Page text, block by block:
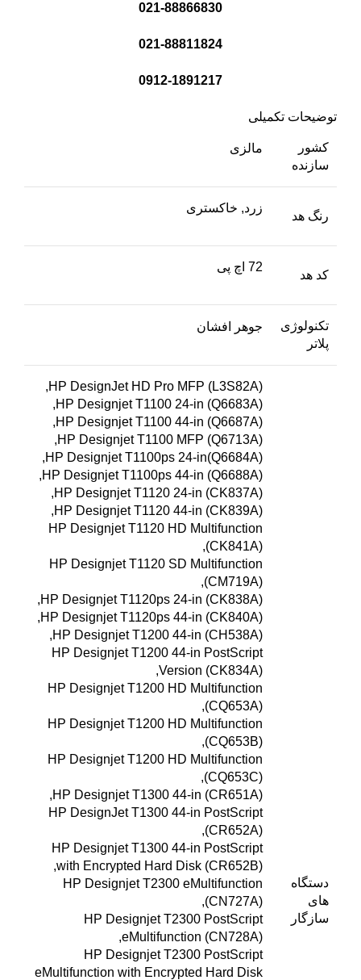
021-88866830
021-88811824
0912-1891217
توضیحات تکمیلی
کشور
سازنده
مالزی
رنگ هد
زرد, خاکستری
کد هد
72 اچ پی
تکنولوژی
پلاتر
جوهر افشان
دستگاه
های
سازگار
HP DesignJet HD Pro MFP (L3S82A),
HP Designjet T1100 24-in (Q6683A),
HP Designjet T1100 44-in (Q6687A),
HP Designjet T1100 MFP (Q6713A),
HP Designjet T1100ps 24-in(Q6684A),
HP Designjet T1100ps 44-in (Q6688A),
HP Designjet T1120 24-in (CK837A),
HP Designjet T1120 44-in (CK839A),
HP Designjet T1120 HD Multifunction
(CK841A),
HP Designjet T1120 SD Multifunction
(CM719A),
HP Designjet T1120ps 24-in (CK838A),
HP Designjet T1120ps 44-in (CK840A),
HP Designjet T1200 44-in (CH538A),
HP Designjet T1200 44-in PostScript
Version (CK834A),
HP Designjet T1200 HD Multifunction
(CQ653A),
HP Designjet T1200 HD Multifunction
(CQ653B),
HP Designjet T1200 HD Multifunction
(CQ653C),
HP Designjet T1300 44-in (CR651A),
HP DesignJet T1300 44-in PostScript
(CR652A),
HP Designjet T1300 44-in PostScript
with Encrypted Hard Disk (CR652B),
HP Designjet T2300 eMultifunction
(CN727A),
HP Designjet T2300 PostScript
eMultifunction (CN728A),
HP Designjet T2300 PostScript
eMultifunction with Encrypted Hard Disk